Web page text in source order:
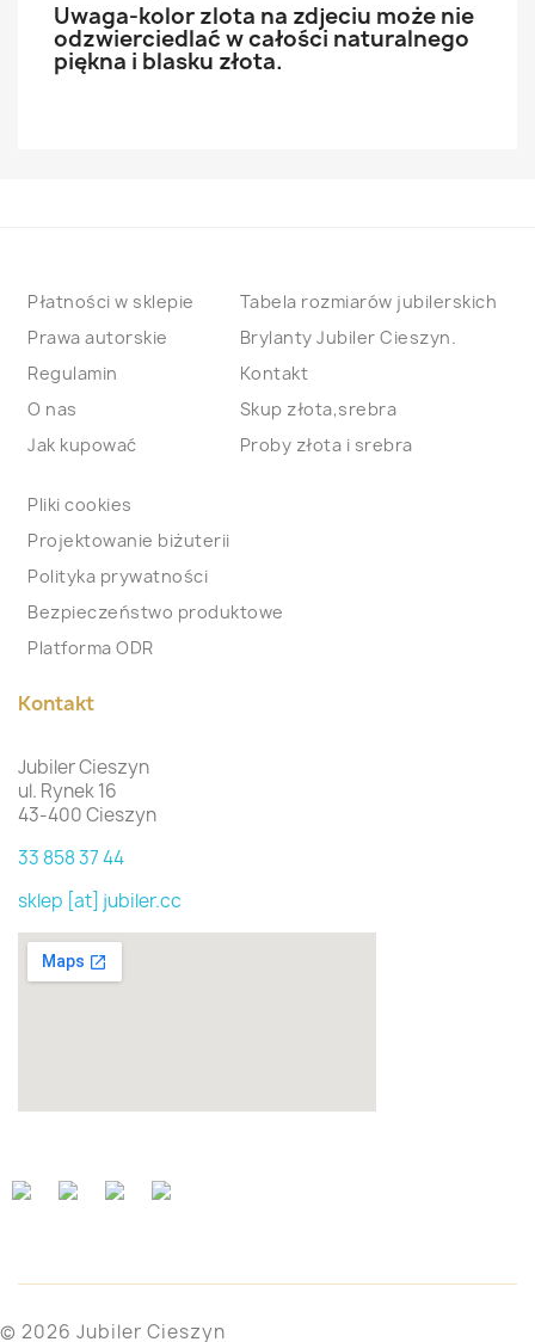
Uwaga-kolor zlota na zdjeciu może nie
odzwierciedlać w całości naturalnego
piękna i blasku złota.
Płatności w sklepie
Prawa autorskie
Regulamin
O nas
Jak kupować
Tabela rozmiarów jubilerskich
Brylanty Jubiler Cieszyn.
Kontakt
Skup złota,srebra
Proby złota i srebra
Pliki cookies
Projektowanie biżuterii
Polityka prywatności
Bezpieczeństwo produktowe
Platforma ODR
Kontakt
Jubiler Cieszyn
ul. Rynek 16
43-400 Cieszyn
33 858 37 44
sklep [at] jubiler.cc
© 2026 Jubiler Cieszyn